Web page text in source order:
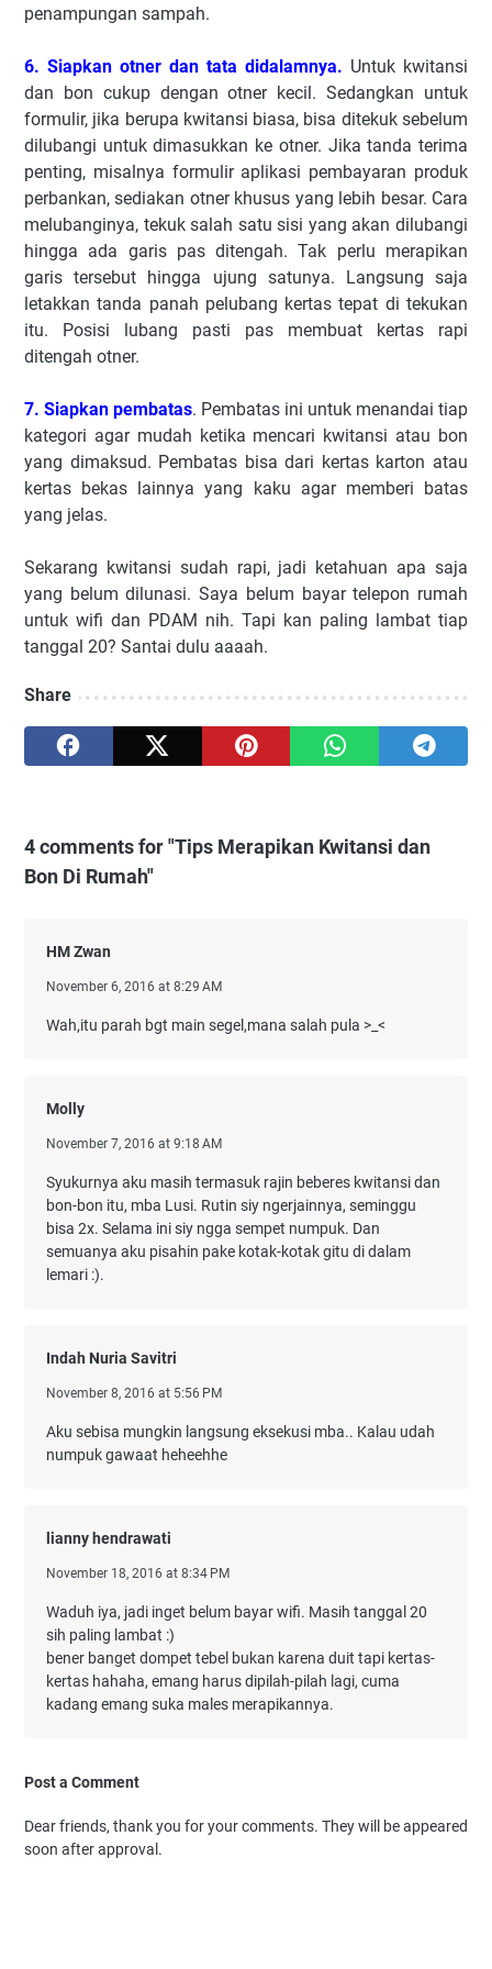
penampungan sampah.
6. Siapkan otner dan tata didalamnya. Untuk kwitansi
dan bon cukup dengan otner kecil. Sedangkan untuk
formulir, jika berupa kwitansi biasa, bisa ditekuk sebelum
dilubangi untuk dimasukkan ke otner. Jika tanda terima
penting, misalnya formulir aplikasi pembayaran produk
perbankan, sediakan otner khusus yang lebih besar. Cara
melubanginya, tekuk salah satu sisi yang akan dilubangi
hingga ada garis pas ditengah. Tak perlu merapikan
garis tersebut hingga ujung satunya. Langsung saja
letakkan tanda panah pelubang kertas tepat di tekukan
itu. Posisi lubang pasti pas membuat kertas rapi
ditengah otner.
7. Siapkan pembatas. Pembatas ini untuk menandai tiap
kategori agar mudah ketika mencari kwitansi atau bon
yang dimaksud. Pembatas bisa dari kertas karton atau
kertas bekas lainnya yang kaku agar memberi batas
yang jelas.
Sekarang kwitansi sudah rapi, jadi ketahuan apa saja
yang belum dilunasi. Saya belum bayar telepon rumah
untuk wifi dan PDAM nih. Tapi kan paling lambat tiap
tanggal 20? Santai dulu aaaah.
Share
4 comments for "Tips Merapikan Kwitansi dan
Bon Di Rumah"
HM Zwan
November 6, 2016 at 8:29 AM
Wah,itu parah bgt main segel,mana salah pula >_<
Molly
November 7, 2016 at 9:18 AM
Syukurnya aku masih termasuk rajin beberes kwitansi dan
bon-bon itu, mba Lusi. Rutin siy ngerjainnya, seminggu
bisa 2x. Selama ini siy ngga sempet numpuk. Dan
semuanya aku pisahin pake kotak-kotak gitu di dalam
lemari :).
Indah Nuria Savitri
November 8, 2016 at 5:56 PM
Aku sebisa mungkin langsung eksekusi mba.. Kalau udah
numpuk gawaat heheehhe
lianny hendrawati
November 18, 2016 at 8:34 PM
Waduh iya, jadi inget belum bayar wifi. Masih tanggal 20
sih paling lambat :)
bener banget dompet tebel bukan karena duit tapi kertas-
kertas hahaha, emang harus dipilah-pilah lagi, cuma
kadang emang suka males merapikannya.
Post a Comment
Dear friends, thank you for your comments. They will be appeared
soon after approval.